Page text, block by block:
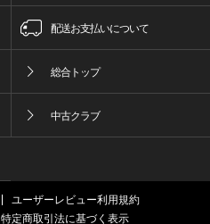
配送お支払いについて
総合トップ
中古クラブ
ユーザーレビュー利用規約
特定商取引法に基づく表示